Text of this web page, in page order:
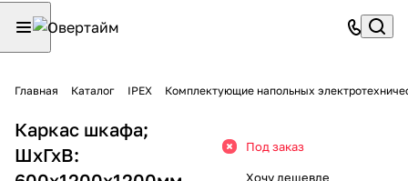
Главная Каталог IPEX Комплектующие напольных
Каркас шкафа;
ШхГхВ:
Под заказ
Хочу дешевле